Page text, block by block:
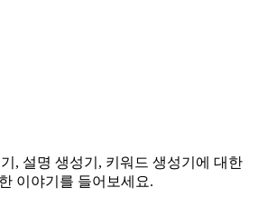
, 설명 생성기, 키워드 생성기에 대한
이야기를 들어보세요.